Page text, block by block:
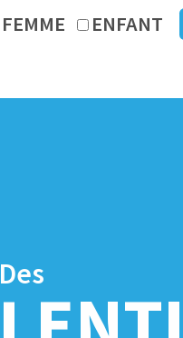
FEMME ENFANT
Des